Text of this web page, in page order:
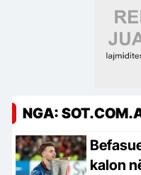
NGA:
kalon